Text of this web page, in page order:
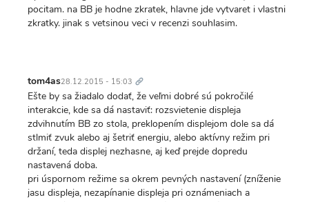
pocitam. na BB je hodne zkratek, hlavne jde vytvaret i vlastni
zkratky. jinak s vetsinou veci v recenzi souhlasim.
tom4as28.12.2015 - 15:03 odkaz
Ešte by sa žiadalo dodať, že veľmi dobré sú pokročilé
interakcie, kde sa dá nastaviť: rozsvietenie displeja
zdvihnutím BB zo stola, preklopením displejom dole sa dá
stlmiť zvuk alebo aj šetriť energiu, alebo aktívny režim pri
držaní, teda displej nezhasne, aj keď prejde dopredu
nastavená doba.
pri úspornom režime sa okrem pevných nastavení (zníženie
jasu displeja, nezapínanie displeja pri oznámeniach a